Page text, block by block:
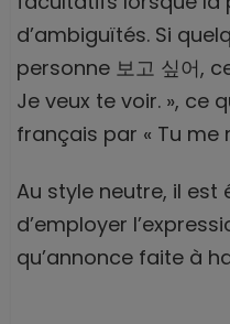
d’ambiguïtés. Si
personne 보고 싶어,
Je veux te voir. », ce
français par « Tu me
Au style neutre, il
d’employer
qu’annonce faite à